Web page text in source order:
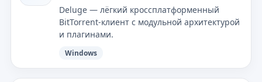
Deluge — лёгкий кроссплатформенный
BitTorrent‑клиент с модульной архитектурой
и плагинами.
Windows